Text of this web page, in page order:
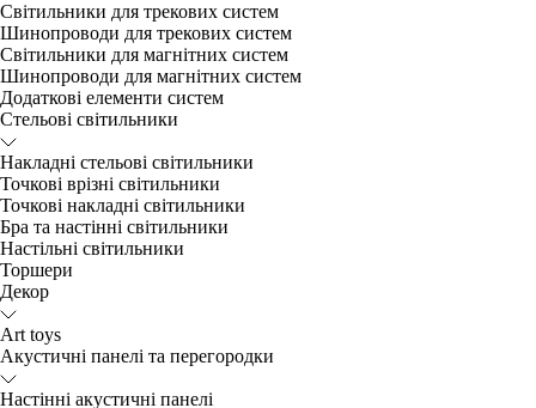
Світильники для трекових систем
Шинопроводи для трекових систем
Світильники для магнітних систем
Шинопроводи для магнітних систем
Додаткові елементи систем
Cтельові світильники
Накладні стельові світильники
Точкові врізні світильники
Точкові накладні світильники
Бра та настінні світильники
Настільні світильники
Торшери
Декор
Art toys
Акустичні панелі та перегородки
Настінні акустичні панелі